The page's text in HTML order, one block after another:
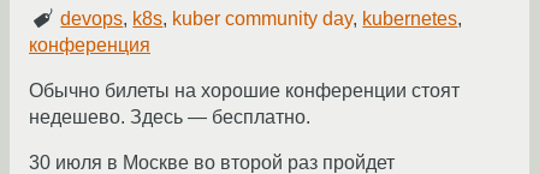
devops, k8s, kuber community day, kubernetes,
конференция
Обычно билеты на хорошие конференции стоят
недешево. Здесь — бесплатно.
30 июля в Москве во второй раз пройдет